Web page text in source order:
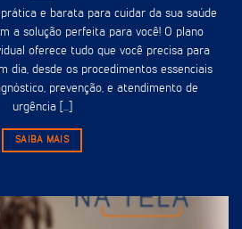
e barata para cuidar da sua saúde
a solução perfeita para você! O plano
oferece tudo que você precisa para
dia, desde os procedimentos essenciais
prevenção, e atendimento de
urgência [...]
SAIBA MAIS